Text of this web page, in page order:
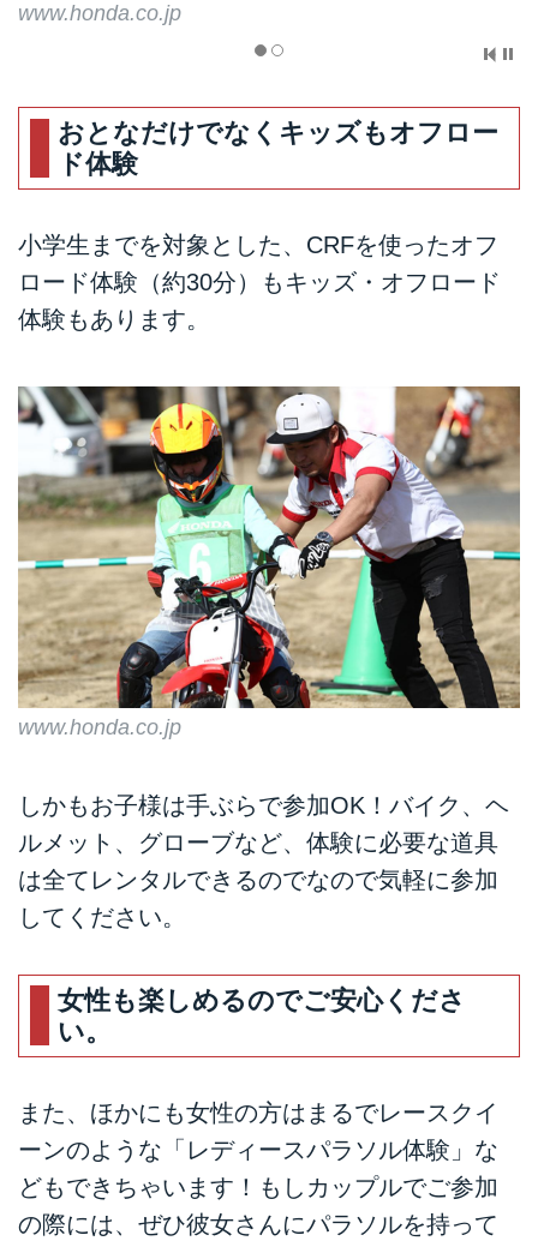
www.honda.co.jp
おとなだけでなくキッズもオフロー
ド体験
小学生までを対象とした、CRFを使ったオフ
ロード体験（約30分）もキッズ・オフロード
体験もあります。
www.honda.co.jp
しかもお子様は手ぶらで参加OK！バイク、ヘ
ルメット、グローブなど、体験に必要な道具
は全てレンタルできるのでなので気軽に参加
してください。
女性も楽しめるのでご安心くださ
い。
また、ほかにも女性の方はまるでレースクイ
ーンのような「レディースパラソル体験」な
どもできちゃいます！もしカップルでご参加
の際には、ぜひ彼女さんにパラソルを持って